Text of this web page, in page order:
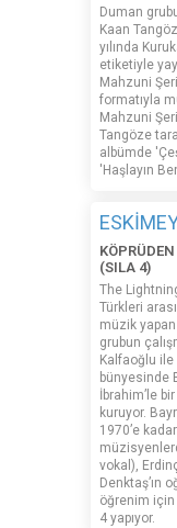
Duman
Kaan
yılında
etiketiyle
Mahzuni
formatıyla
Mahzuni
Tangöze
albümde
'Haşlayın
(SILA 4)
The
Türkleri
müzik yapan
grubun
Kalfaoğlu
bünyesinde
İbrahim’le
kuruyor.
1970’e
vokal),
Denktaş’ın
öğrenim için
4 yapıyor.